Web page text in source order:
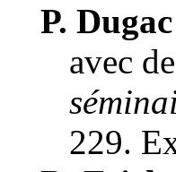
P.
avec
229.